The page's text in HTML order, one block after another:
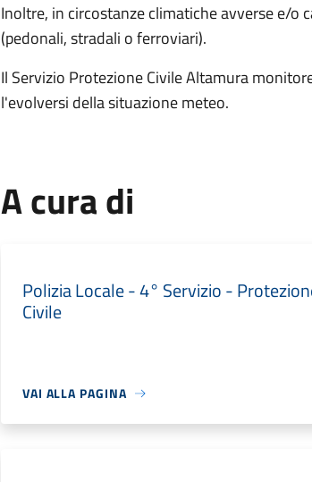
Inoltre, in circostanze climatiche avverse e/o
(pedonali, stradali o ferroviari).
Il Servizio Protezione Civile Altamura
l'evolversi della situazione meteo.
A cura di
Polizia Locale - 4° Servizio -
Civile
VAI ALLA PAGINA